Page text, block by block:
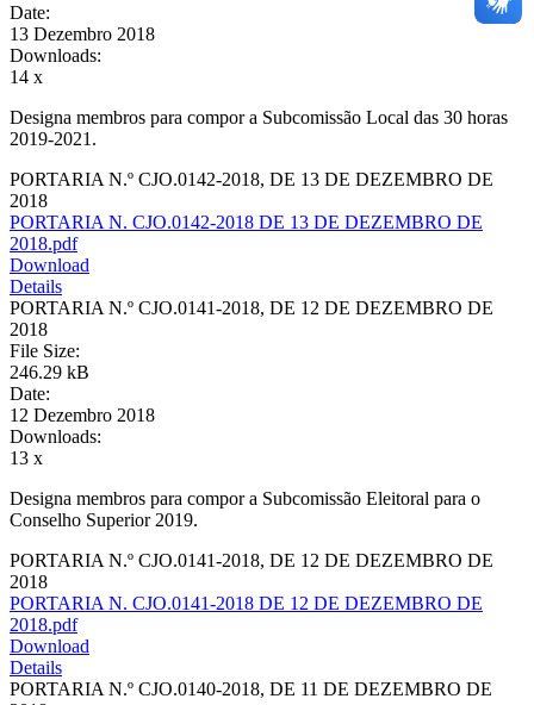
Date:
13 Dezembro 2018
Downloads:
14 x
Designa membros para compor a Subcomissão Local das 30 horas
2019-2021.
PORTARIA N.º CJO.0142-2018, DE 13 DE DEZEMBRO DE
2018
PORTARIA N. CJO.0142-2018 DE 13 DE DEZEMBRO DE
2018.pdf
Download
Details
PORTARIA N.º CJO.0141-2018, DE 12 DE DEZEMBRO DE
2018
File Size:
246.29 kB
Date:
12 Dezembro 2018
Downloads:
13 x
Designa membros para compor a Subcomissão Eleitoral para o
Conselho Superior 2019.
PORTARIA N.º CJO.0141-2018, DE 12 DE DEZEMBRO DE
2018
PORTARIA N. CJO.0141-2018 DE 12 DE DEZEMBRO DE
2018.pdf
Download
Details
PORTARIA N.º CJO.0140-2018, DE 11 DE DEZEMBRO DE